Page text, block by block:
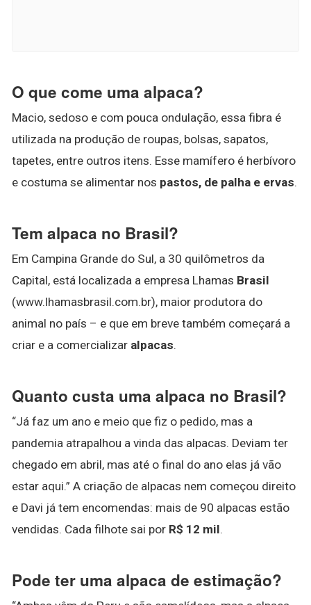
O que come uma alpaca?
Macio, sedoso e com pouca ondulação, essa fibra é
utilizada na produção de roupas, bolsas, sapatos,
tapetes, entre outros itens. Esse mamífero é herbívoro
e costuma se alimentar nos pastos, de palha e ervas.
Tem alpaca no Brasil?
Em Campina Grande do Sul, a 30 quilômetros da
Capital, está localizada a empresa Lhamas Brasil
(www.lhamasbrasil.com.br), maior produtora do
animal no país – e que em breve também começará a
criar e a comercializar alpacas.
Quanto custa uma alpaca no Brasil?
“Já faz um ano e meio que fiz o pedido, mas a
pandemia atrapalhou a vinda das alpacas. Deviam ter
chegado em abril, mas até o final do ano elas já vão
estar aqui.” A criação de alpacas nem começou direito
e Davi já tem encomendas: mais de 90 alpacas estão
vendidas. Cada filhote sai por R$ 12 mil.
Pode ter uma alpaca de estimação?